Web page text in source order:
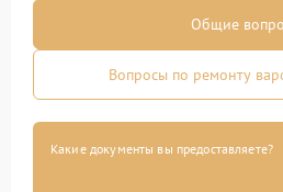
Общие
Вопросы по ремонту
Какие документы вы предоставляете?